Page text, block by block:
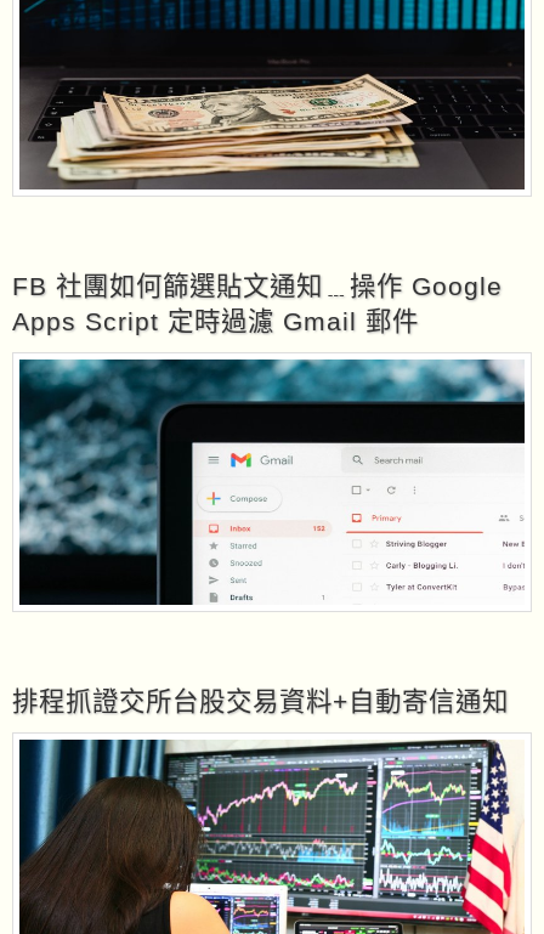
FB 社團如何篩選貼文通知﹍操作 Google
Apps Script 定時過濾 Gmail 郵件
排程抓證交所台股交易資料+自動寄信通知